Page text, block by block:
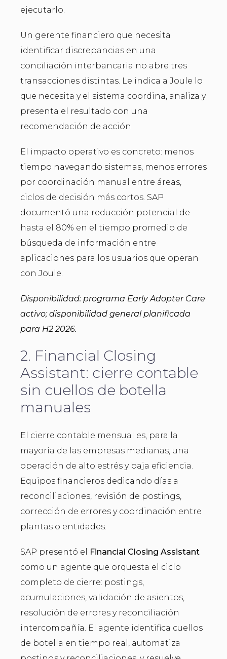
ejecutarlo.
Un gerente financiero que necesita
identificar discrepancias en una
conciliación interbancaria no abre tres
transacciones distintas. Le indica a Joule lo
que necesita y el sistema coordina, analiza y
presenta el resultado con una
recomendación de acción.
El impacto operativo es concreto: menos
tiempo navegando sistemas, menos errores
por coordinación manual entre áreas,
ciclos de decisión más cortos. SAP
documentó una reducción potencial de
hasta el 80% en el tiempo promedio de
búsqueda de información entre
aplicaciones para los usuarios que operan
con Joule.
Disponibilidad: programa Early Adopter Care
activo; disponibilidad general planificada
para H2 2026.
2. Financial Closing
Assistant: cierre contable
sin cuellos de botella
manuales
El cierre contable mensual es, para la
mayoría de las empresas medianas, una
operación de alto estrés y baja eficiencia.
Equipos financieros dedicando días a
reconciliaciones, revisión de postings,
corrección de errores y coordinación entre
plantas o entidades.
SAP presentó el
Financial Closing Assistant
como un agente que orquesta el ciclo
completo de cierre: postings,
acumulaciones, validación de asientos,
resolución de errores y reconciliación
intercompañía. El agente identifica cuellos
de botella en tiempo real, automatiza